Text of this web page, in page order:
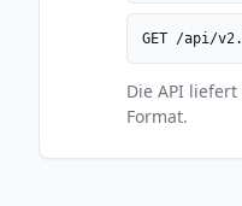
GET /api/
Die API liefert
Format.